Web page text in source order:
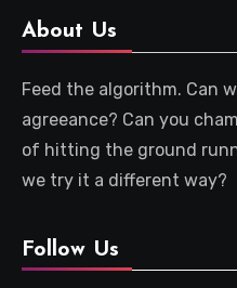
About Us
Feed the algorithm. Can
agreeance? Can you
of hitting the ground
we try it a different way?
Follow Us